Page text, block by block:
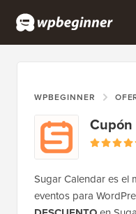
WPBEGINNER
Sugar Calendar es el
eventos para